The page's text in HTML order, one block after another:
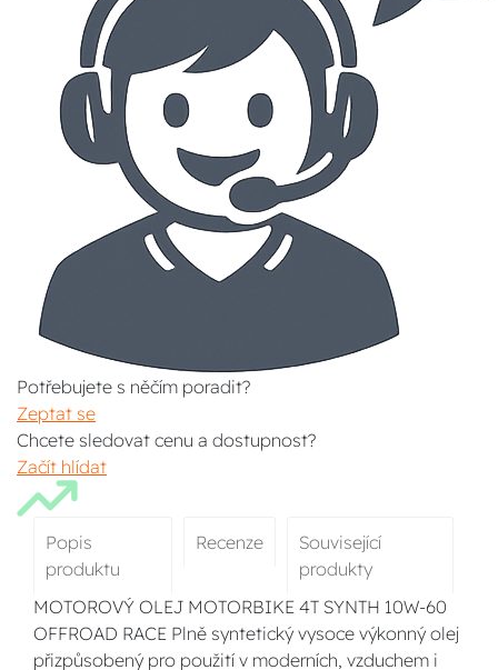
Potřebujete s něčím poradit?
Zeptat se
Chcete sledovat cenu a dostupnost?
Začít hlídat
Popis
produktu
Recenze
Související
produkty
MOTOROVÝ OLEJ MOTORBIKE 4T SYNTH 10W-60
OFFROAD RACE Plně syntetický vysoce výkonný olej
přizpůsobený pro použití v moderních, vzduchem i